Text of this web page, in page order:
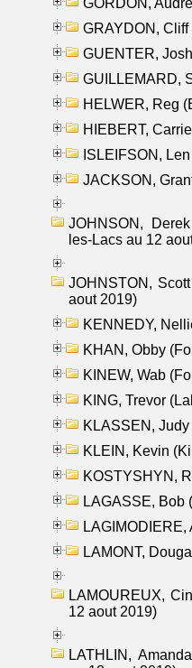
GRAYDON, Cliff
GUENTER,
GUILLEMARD,
HELWER, Reg
HIEBERT,
ISLEIFSON,
JACKSON,
JOHNSON,
les-Lacs au 12
JOHNSTON,
aout 2019)
KENNEDY,
KHAN, Obby
KINEW, Wab
KING, Trevor
KLASSEN,
KLEIN, Kevin
KOSTYSHYN,
LAGASSE, Bob
LAMONT,
LAMOUREUX,
12 aout 2019)
LATHLIN,